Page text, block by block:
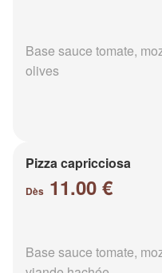
Base sauce tomate,
olives
Pizza capricciosa
Dès 11.00 €
Base sauce tomate,